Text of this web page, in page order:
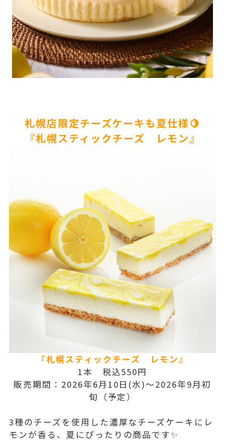
札幌店限定チーズケーキも夏仕様🍋
『札幌スティックチーズ レモン』
『札幌スティックチーズ レモン』
1本 税込550円
販売期間：2026年6月10日(水)～2026年9月初
旬（予定）
3種のチーズを使用した濃厚なチーズケーキにレ
モンが香る、夏にぴったりの商品です✨